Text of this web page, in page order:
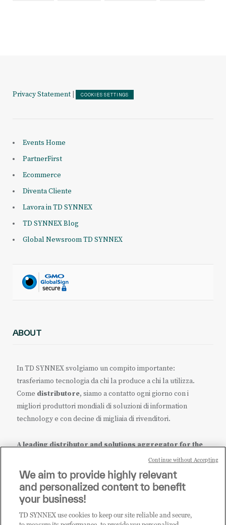
Privacy Statement COOKIES SETTINGS
Events Home
PartnerFirst
Ecommerce
Diventa Cliente
Lavora in TD SYNNEX
TD SYNNEX Blog
Global Newsroom TD SYNNEX
ABOUT
In TD SYNNEX svolgiamo un compito importante:
trasferiamo tecnologia da chi la produce a chi la utilizza.
Come distributore, siamo a contatto ogni giorno con i
migliori produttori mondiali di soluzioni di information
technology e con decine di migliaia di rivenditori.
A leading distributor and solutions aggregator for the
it.tdsynnex.com|eu.tdsynnex.com|tdsynnex.com
CATEGORIE
We aim to provide highly relevant
and personalized content to benefit
your business!
TD SYNNEX use cookies to keep our site reliable and secure,
Continue without Accepting